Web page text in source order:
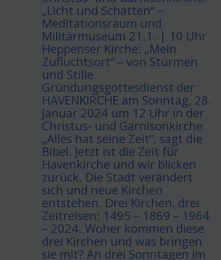
„Licht und Schatten“ –
Meditationsraum und
Militärmuseum 21.1. | 10 Uhr
Heppenser Kirche: „Mein
Zufluchtsort“ – von Stürmen
und Stille
Gründungsgottesdienst der
HAVENKIRCHE am Sonntag, 28.
Januar 2024 um 12 Uhr in der
Christus- und Garnisonkirche
„Alles hat seine Zeit“, sagt die
Bibel. Jetzt ist die Zeit für
Havenkirche und wir blicken
zurück. Die Stadt verändert
sich und neue Kirchen
entstehen. Drei Kirchen, drei
Zeitreisen: 1495 – 1869 – 1964
– 2024. Woher kommen diese
drei Kirchen und was bringen
sie mit? An drei Sonntagen im